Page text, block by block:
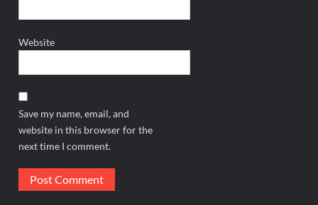
Website
Save my name, email, and
website in this browser for the
next time I comment.